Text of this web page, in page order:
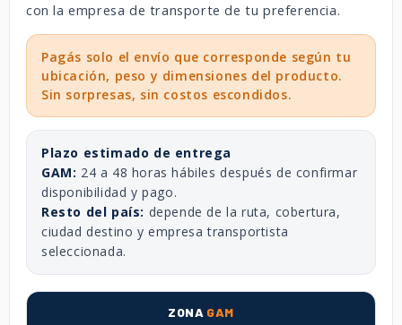
con la empresa de transporte de tu preferencia.
Pagás solo el envío que corresponde según tu
ubicación, peso y dimensiones del producto.
Sin sorpresas, sin costos escondidos.
Plazo estimado de entrega
GAM: 24 a 48 horas hábiles después de confirmar
disponibilidad y pago.
Resto del país: depende de la ruta, cobertura,
ciudad destino y empresa transportista
seleccionada.
ZONA GAM